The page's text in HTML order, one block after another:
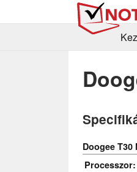
Doogee T30
Processzor